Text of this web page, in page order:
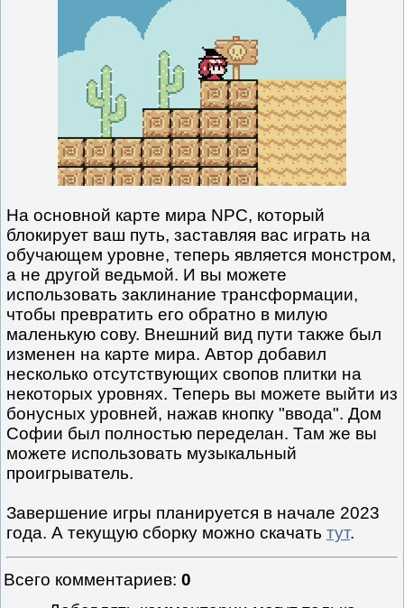
На основной карте мира NPC, который
блокирует ваш путь, заставляя вас играть на
обучающем уровне, теперь является монстром,
а не другой ведьмой. И вы можете
использовать заклинание трансформации,
чтобы превратить его обратно в милую
маленькую сову. Внешний вид пути также был
изменен на карте мира. Автор добавил
несколько отсутствующих свопов плитки на
некоторых уровнях. Теперь вы можете выйти из
бонусных уровней, нажав кнопку "ввода". Дом
Софии был полностью переделан. Там же вы
можете использовать музыкальный
проигрыватель.
Завершение игры планируется в начале 2023
года. А текущую сборку можно скачать тут.
Всего комментариев: 0